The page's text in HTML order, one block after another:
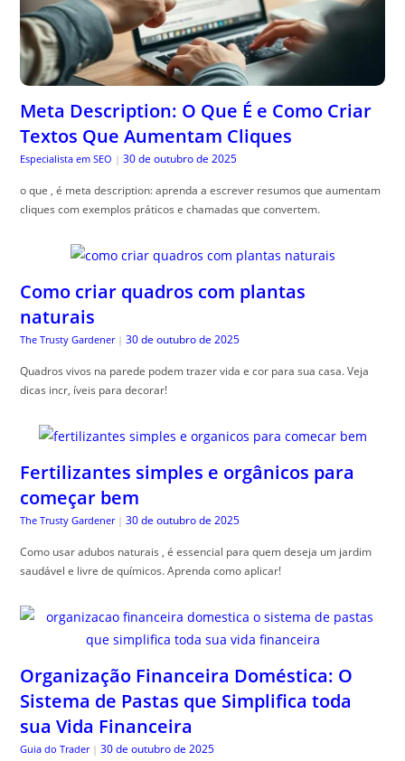
Meta Description: O Que É e Como Criar
Textos Que Aumentam Cliques
Especialista em SEO | 30 de outubro de 2025
o que , é meta description: aprenda a escrever resumos que aumentam
cliques com exemplos práticos e chamadas que convertem.
Como criar quadros com plantas
naturais
The Trusty Gardener | 30 de outubro de 2025
Quadros vivos na parede podem trazer vida e cor para sua casa. Veja
dicas incr, íveis para decorar!
Fertilizantes simples e orgânicos para
começar bem
The Trusty Gardener | 30 de outubro de 2025
Como usar adubos naturais , é essencial para quem deseja um jardim
saudável e livre de químicos. Aprenda como aplicar!
Organização Financeira Doméstica: O
Sistema de Pastas que Simplifica toda
sua Vida Financeira
Guia do Trader | 30 de outubro de 2025